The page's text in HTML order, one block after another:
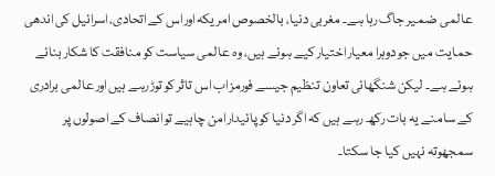
عالمی ضمیر جاگ رہا ہے۔ مغربی دنیا، بالخصوص امریکہ اور اس کے اتحادی، اسرائیل کی اندھی
حمایت میں جو دوہرا معیار اختیار کیے ہوئے ہیں، وہ عالمی سیاست کو منافقت کا شکار بنائے
ہوئے ہے۔ لیکن شنگھائی تعاون تنظیم جیسے فورمز اب اس تاثر کو توڑ رہے ہیں اور عالمی برادری
کے سامنے یہ بات رکھ رہے ہیں کہ اگر دنیا کو پائیدار امن چاہیے تو انصاف کے اصولوں پر
سمجھوتہ نہیں کیا جا سکتا۔